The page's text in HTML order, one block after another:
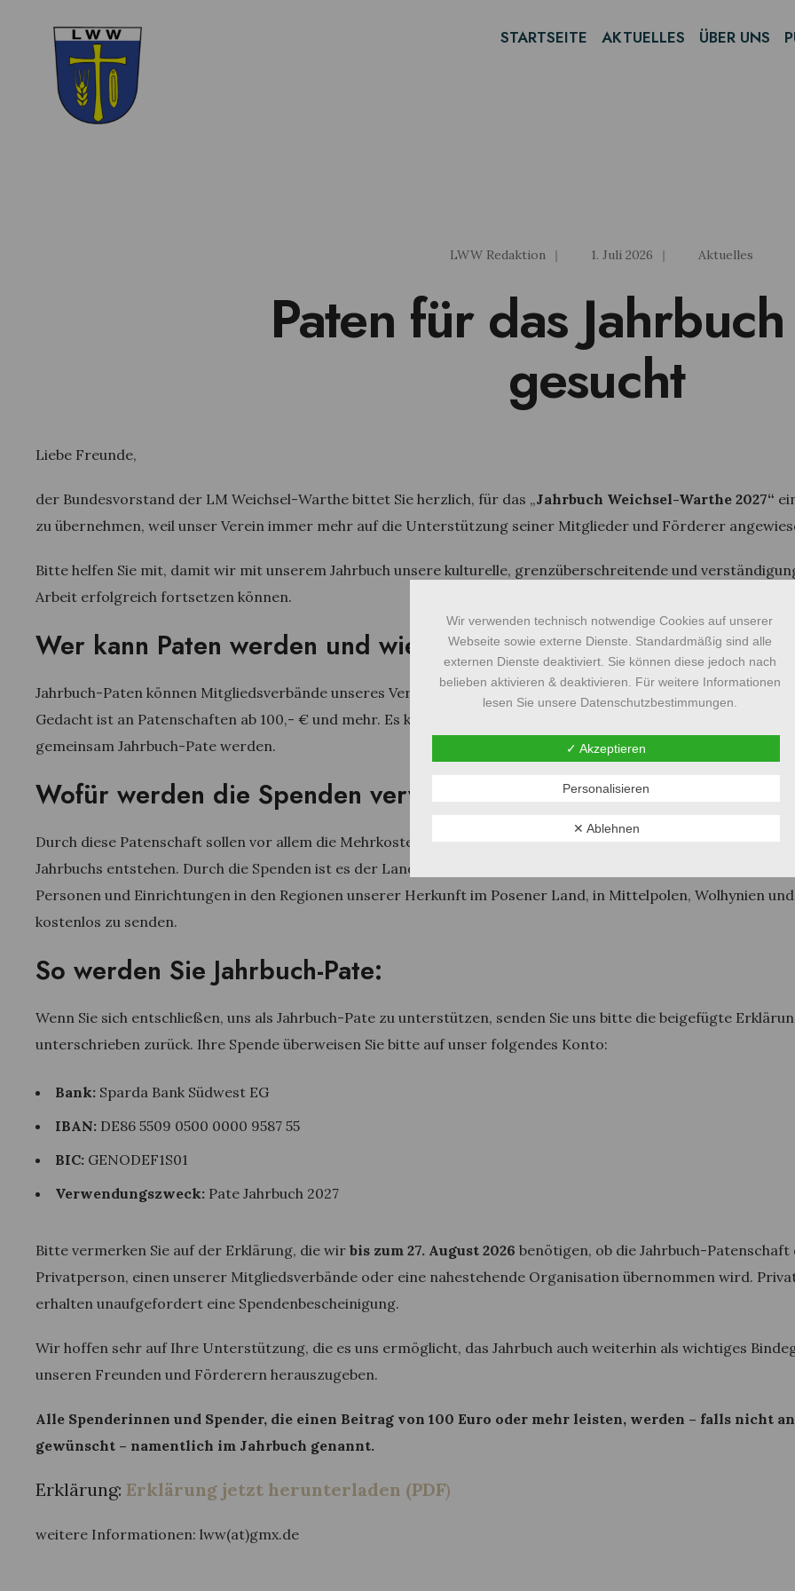
STARTSEITE AKTUELLES ÜBER UNS
LWW Redaktion | 1. Juli 2026 | Aktuelles
Paten für das
gesucht
Liebe Freunde,
der Bundesvorstand der LM Weichsel-Warthe bittet Sie herzlich, für das „Jahrbuch Weichsel-Warthe 2027“
zu übernehmen, weil unser Verein immer mehr auf die Unterstützung seiner Mitglieder und Förderer
Bitte helfen Sie mit, damit wir mit unserem Jahrbuch unsere kulturelle, grenzüberschreitende und
Arbeit erfolgreich fortsetzen können.
Wer kann Paten werden und wie hoch ist der Beitrag?
Jahrbuch-Paten können Mitgliedsverbände unseres Vereins, nahestehende Organisationen und
Gedacht ist an Patenschaften ab 100,- € und mehr. Es können auch mehrere Einzelpersonen oder
gemeinsam Jahrbuch-Pate werden.
Wofür werden die Spenden verwendet?
Durch diese Patenschaft sollen vor allem die Mehrkosten finanziert werden, die bei der Erstellung und dem
Jahrbuchs entstehen. Durch die Spenden ist es der Landsmannschaft auch möglich, zusätzliche Jahrbücher an
Personen und Einrichtungen in den Regionen unserer Herkunft im Posener Land, in Mittelpolen, Wolhynien
kostenlos zu senden.
So werden Sie Jahrbuch-Pate:
Wenn Sie sich entschließen, uns als Jahrbuch-Pate zu unterstützen, senden Sie uns bitte die beigefügte
unterschrieben zurück. Ihre Spende überweisen Sie bitte auf unser folgendes Konto:
Bank: Sparda Bank Südwest EG
IBAN: DE86 5509 0500 0000 9587 55
BIC: GENODEF1S01
Verwendungszweck: Pate Jahrbuch 2027
Bitte vermerken Sie auf der Erklärung, die wir bis zum 27. August 2026 benötigen, ob die Jahrbuch-Patenschaft
Privatperson, einen unserer Mitgliedsverbände oder eine nahestehende Organisation übernommen wird.
erhalten unaufgefordert eine Spendenbescheinigung.
Wir hoffen sehr auf Ihre Unterstützung, die es uns ermöglicht, das Jahrbuch auch weiterhin als wichtiges
unseren Freunden und Förderern herauszugeben.
Alle Spenderinnen und Spender, die einen Beitrag von 100 Euro oder mehr leisten, werden – falls nicht
gewünscht – namentlich im Jahrbuch genannt.
Erklärung: Erklärung jetzt herunterladen (PDF)
weitere Informationen: lww(at)gmx.de
Wir verwenden technisch notwendige Cookies auf unserer
Webseite sowie externe Dienste. Standardmäßig sind alle
externen Dienste deaktiviert. Sie können diese jedoch nach
belieben aktivieren & deaktivieren. Für weitere Informationen
lesen Sie unsere Datenschutzbestimmungen.
✓ Akzeptieren
Personalisieren
✕ Ablehnen